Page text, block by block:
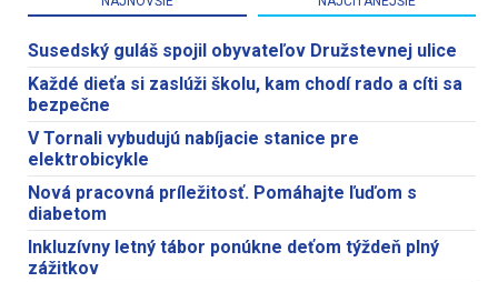
Susedský guláš spojil obyvateľov Družstevnej ulice
Každé dieťa si zaslúži školu, kam chodí rado a cíti sa
bezpečne
V Tornali vybudujú nabíjacie stanice pre
elektrobicykle
Nová pracovná príležitosť. Pomáhajte ľuďom s
diabetom
Inkluzívny letný tábor ponúkne deťom týždeň plný
zážitkov